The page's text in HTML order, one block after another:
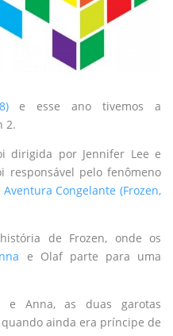
e esse ano tivemos a
2.
dirigida por Jennifer Lee e
responsável pelo fenômeno
Aventura Congelante (Frozen,
de Frozen, onde os
e Olaf parte para uma
Anna, as duas garotas
ainda era príncipe de